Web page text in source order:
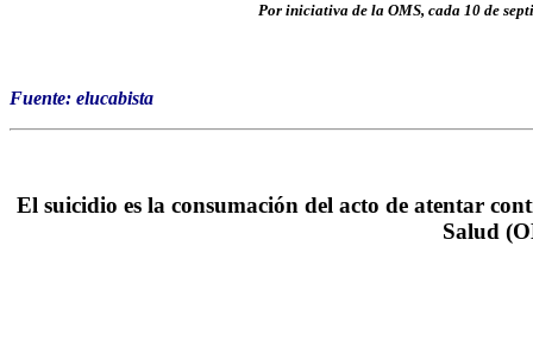
Por iniciativa de la OMS, cada 10 de
Fuente: elucabista
El suicidio es la consumación del acto de atentar
Salud